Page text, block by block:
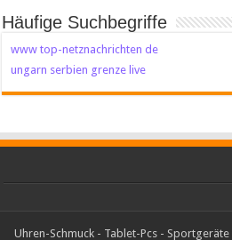
Häufige Suchbegriffe
www top-netznachrichten de
ungarn serbien grenze live
Uhren-Schmuck- Tablet-Pcs- Sportgeräte